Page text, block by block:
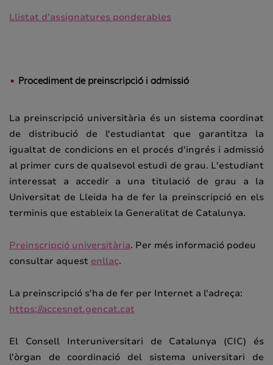
Llistat d'assignatures ponderables
Procediment de preinscripció i admissió
La preinscripció universitària és un sistema coordinat
de distribució de l'estudiantat que garantitza la
igualtat de condicions en el procés d'ingrés i admissió
al primer curs de qualsevol estudi de grau. L'estudiant
interessat a accedir a una titulació de grau a la
Universitat de Lleida ha de fer la preinscripció en els
terminis que estableix la Generalitat de Catalunya.
Preinscripció universitària. Per més informació podeu
consultar aquest enllaç.
La preinscripció s'ha de fer per Internet a l'adreça:
https://accesnet.gencat.cat
El Consell Interuniversitari de Catalunya (CIC) és
l'òrgan de coordinació del sistema universitari de